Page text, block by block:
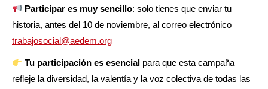
Participar es muy sencillo: solo tienes que enviar tu
historia, antes del 10 de noviembre, al correo electrónico
trabajosocial@aedem.org
Tu participación es esencial para que esta campaña
refleje la diversidad, la valentía y la voz colectiva de todas las